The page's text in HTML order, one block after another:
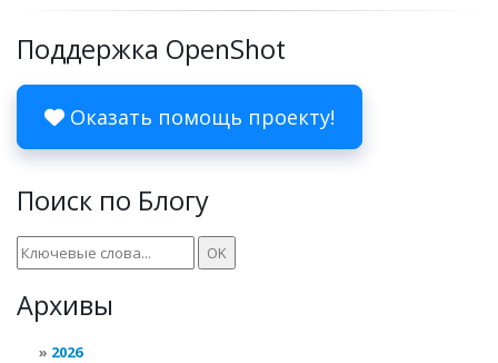
Поддержка OpenShot
Оказать помощь проекту!
Поиск по Блогу
Архивы
2026